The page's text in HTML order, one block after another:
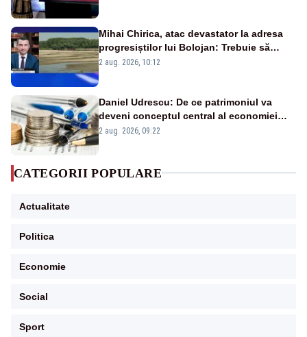
Mihai Chirica, atac devastator la adresa
progresiștilor lui Bolojan: Trebuie să
protejăm și natura, dar nu șținem omaneii
2 aug. 2026, 10:12
Daniel Udrescu: De ce patrimoniul va
deveni conceptul central al economiei
viitoare?
2 aug. 2026, 09:22
CATEGORII POPULARE
Actualitate
Politica
Economie
Social
Sport